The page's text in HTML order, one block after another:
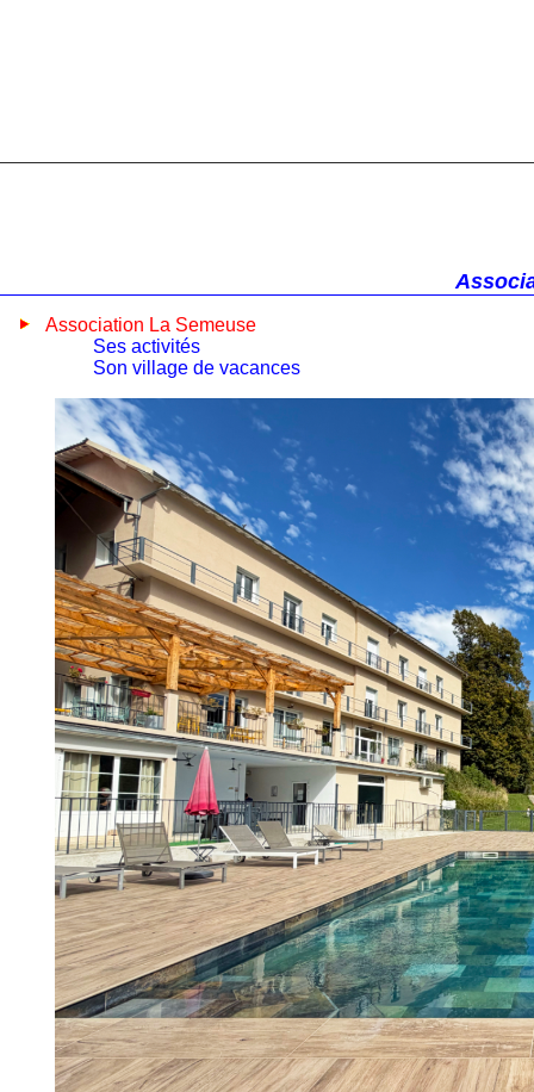
Association La Semeuse
Ses activités
Son village de vacances